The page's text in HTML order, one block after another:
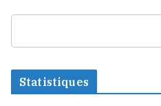
Statistiques